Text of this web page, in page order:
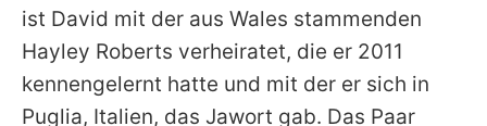
ist David mit der aus Wales stammenden
Hayley Roberts verheiratet, die er 2011
kennengelernt hatte und mit der er sich in
Puglia, Italien, das Jawort gab. Das Paar